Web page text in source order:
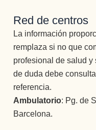
Red de centros
La información
remplaza si no que
profesional de salud y
de duda debe
referencia.
Ambulatorio: Pg. de
Barcelona.